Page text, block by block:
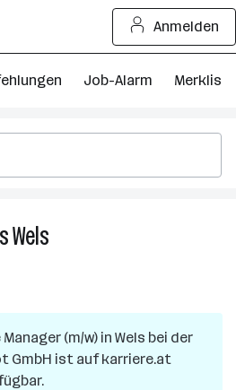
Anmelden
Job-Alarm Merkliste
Wels
in
Wels(m/w) in Wels bei der
GmbH ist auf karriere.at